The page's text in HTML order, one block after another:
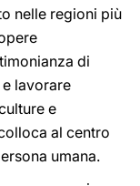
nelle regioni più
di
lavorare
e
al centro
umana.